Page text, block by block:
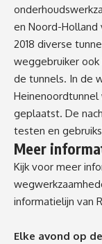
en Noord-Holland
2018 diverse
weggebruiker
de tunnels. In de
geplaatst. De
testen en
Meer
Kijk voor meer
informatielijn van
Elke avond op